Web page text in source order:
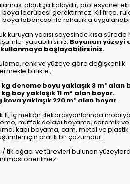
oldukça kolaydır; profesyonel
tecrübesi gerektirmez. Kıl fırça,
boya tabancası ile rahatlıkla
kuruyan yapısı sayesinde kısa sürede
yapabilirsiniz. Boyanan yüzeyi
başlayabilirsiniz.
renk ve yüzeye göre değişkenlik
birlikte ;
kg deneme boyu yaklaşık 3 m² alan
kg boy yaklaşık 11 m² alan boyar.
kova yaklaşık 220 m² alan boyar.
It, iç mekân dekorasyonlarında mobilya
mutfak dolabı boyama, seramik
kapı boyama, cam, metal ve plastik
için pratik bir çözümdür.
/ tik ağacı ve türevleri bulunan
önerilmez.